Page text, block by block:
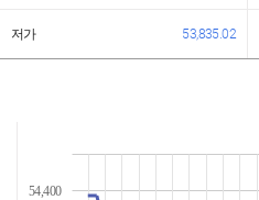
저가 53,835.02
54,400